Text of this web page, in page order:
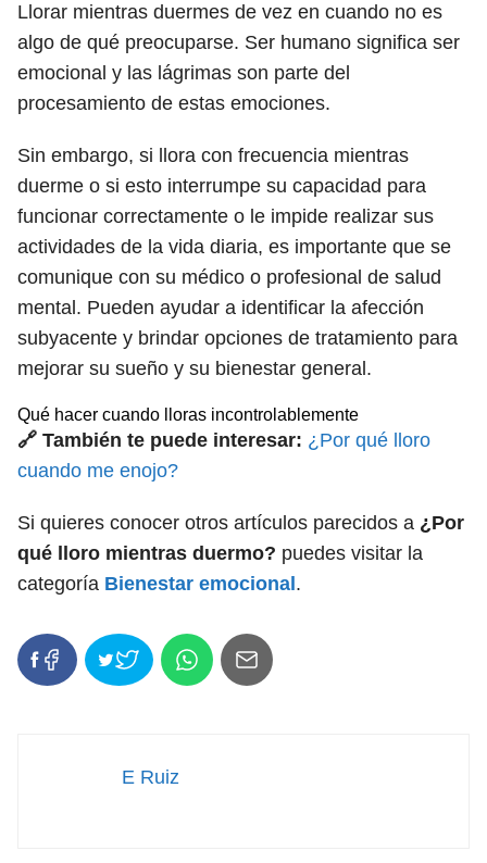
Llorar mientras duermes de vez en cuando no es
algo de qué preocuparse. Ser humano significa ser
emocional y las lágrimas son parte del
procesamiento de estas emociones.
Sin embargo, si llora con frecuencia mientras
duerme o si esto interrumpe su capacidad para
funcionar correctamente o le impide realizar sus
actividades de la vida diaria, es importante que se
comunique con su médico o profesional de salud
mental. Pueden ayudar a identificar la afección
subyacente y brindar opciones de tratamiento para
mejorar su sueño y su bienestar general.
Qué hacer cuando lloras incontrolablemente
🔗 También te puede interesar: ¿Por qué lloro
cuando me enojo?
Si quieres conocer otros artículos parecidos a ¿Por
qué lloro mientras duermo? puedes visitar la
categoría Bienestar emocional .
E Ruiz